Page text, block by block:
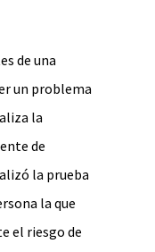
de una
un problema
la
de
la prueba
la que
el riesgo de